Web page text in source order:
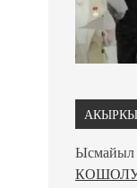
Ысмайыл
КОШОЛУ: